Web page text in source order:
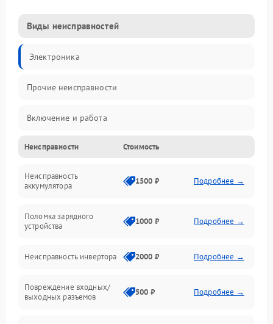
Виды неисправностей
Электроника
Прочие неисправности
Включение и работа
Работа с нагрузкой
Звук и индикация
Механические повреждения
Неисправности Стоимость
Неисправность
аккумулятора
1500 ₽ Подробнее →
Поломка зарядного
устройства
1000 ₽ Подробнее →
Неисправность инвертора 2000 ₽ Подробнее →
Повреждение входных/
выходных разъемов
500 ₽ Подробнее →